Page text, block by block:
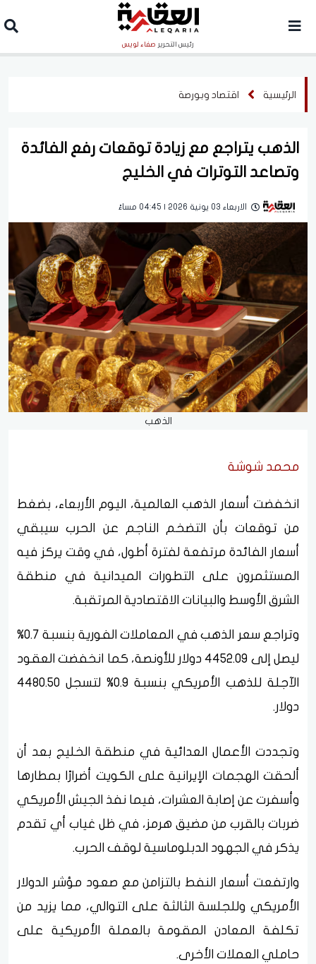
رئيس التحرير صفاء لويس
الرئيسية اقتصاد وبورصة
الذهب يتراجع مع زيادة توقعات رفع الفائدة
وتصاعد التوترات في الخليج
الاربعاء 03 يونية 2026 | 04:45 مساءً
الذهب
محمد شوشة
انخفضت أسعار الذهب العالمية، اليوم الأربعاء، بضغط
من توقعات بأن التضخم الناجم عن الحرب سيبقي
أسعار الفائدة مرتفعة لفترة أطول، في وقت يركز فيه
المستثمرون على التطورات الميدانية في منطقة
الشرق الأوسط والبيانات الاقتصادية المرتقبة.
وتراجع سعر الذهب في المعاملات الفورية بنسبة 0.7%
ليصل إلى 4452.09 دولار للأونصة، كما انخفضت العقود
الآجلة للذهب الأمريكي بنسبة 0.9% لتسجل 4480.50
دولار.
وتجددت الأعمال العدائية في منطقة الخليج بعد أن
ألحقت الهجمات الإيرانية على الكويت أضرارًا بمطارها
وأسفرت عن إصابة العشرات، فيما نفذ الجيش الأمريكي
ضربات بالقرب من مضيق هرمز، في ظل غياب أي تقدم
يذكر في الجهود الدبلوماسية لوقف الحرب.
وارتفعت أسعار النفط بالتزامن مع صعود مؤشر الدولار
الأمريكي وللجلسة الثالثة على التوالي، مما يزيد من
تكلفة المعادن المقومة بالعملة الأمريكية على
حاملي العملات الأخرى.